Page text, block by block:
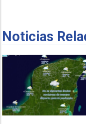
Noticias